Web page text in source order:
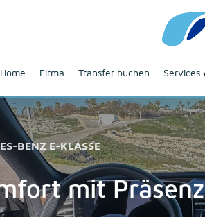
Home Firma Transfer buchen Services
BENZ E-KLASSE
mit Präsenz